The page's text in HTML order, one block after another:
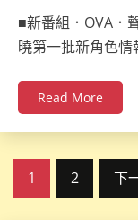
■新番組．OVA．
曉第一批新角色
Read More
文
1 2 下